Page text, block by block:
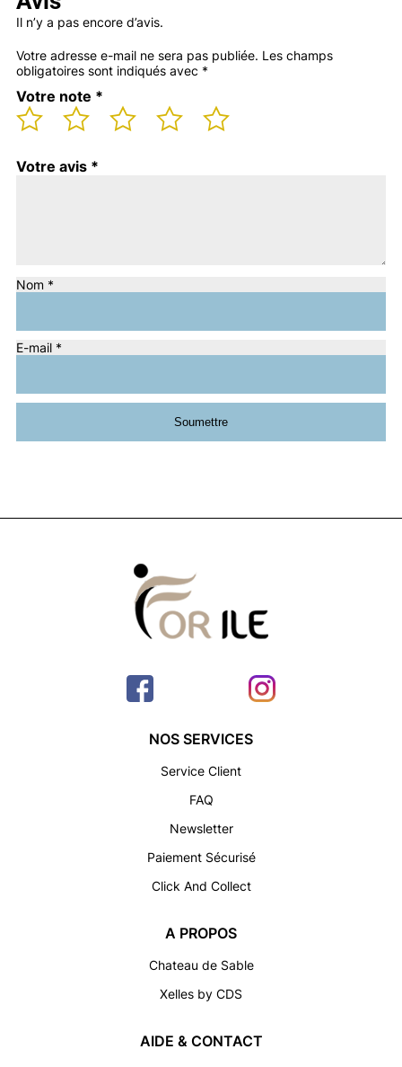
Il n’y a pas encore d’avis.
Votre adresse e-mail ne sera pas publiée. Les champs
obligatoires sont indiqués avec *
Votre note *
Votre avis *
Nom *
E-mail *
NOS SERVICES
Service Client
FAQ
Newsletter
Paiement Sécurisé
Click And Collect
A PROPOS
Chateau de Sable
Xelles by CDS
AIDE & CONTACT